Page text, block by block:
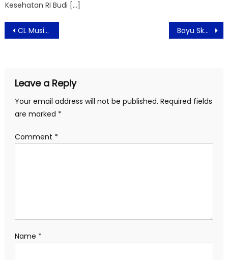
Kesehatan RI Budi […]
Post
navigation
CL Music Fest 2026 Kembali Ramaikan Mal Ciputra Jakarta dengan Konser Gratis Musisi Top Indonesia Bayu Skak Hadirkan Komedi Sci-Fi Foufo, Kisah Anak Madura dan Alien yang Mengharukan
Leave a Reply
Your email address will not be published. Required fields
are marked *
Comment *
Name *